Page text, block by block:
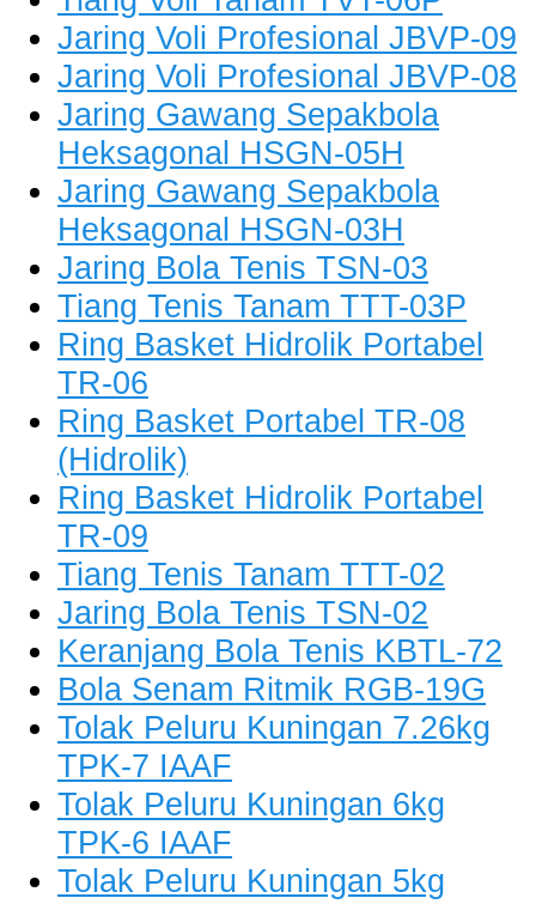
Jaring Voli Profesional JBVP-09
Jaring Voli Profesional JBVP-08
Jaring Gawang Sepakbola
Heksagonal HSGN-05H
Jaring Gawang Sepakbola
Heksagonal HSGN-03H
Jaring Bola Tenis TSN-03
Tiang Tenis Tanam TTT-03P
Ring Basket Hidrolik Portabel
TR-06
Ring Basket Portabel TR-08
(Hidrolik)
Ring Basket Hidrolik Portabel
TR-09
Tiang Tenis Tanam TTT-02
Jaring Bola Tenis TSN-02
Keranjang Bola Tenis KBTL-72
Bola Senam Ritmik RGB-19G
Tolak Peluru Kuningan 7.26kg
TPK-7 IAAF
Tolak Peluru Kuningan 6kg
TPK-6 IAAF
Tolak Peluru Kuningan 5kg